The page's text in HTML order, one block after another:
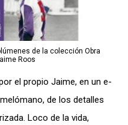
de la colección Obra
Roos
el propio Jaime, en un e-
de los detalles
Loco de la vida,